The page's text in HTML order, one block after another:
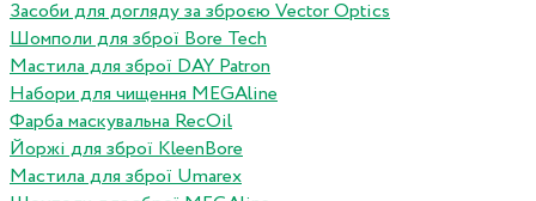
Засоби для догляду за зброєю Vector Optics
Шомполи для зброї Bore Tech
Мастила для зброї DAY Patron
Набори для чищення MEGAline
Фарба маскувальна RecOil
Йоржі для зброї KleenBore
Мастила для зброї Umarex